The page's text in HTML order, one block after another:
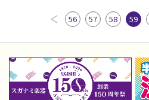
56 57 58 59